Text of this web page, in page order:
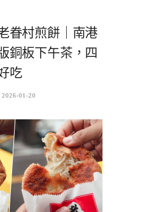
眷村煎餅｜南港
銅板下午茶，四
吃
2026-01-20